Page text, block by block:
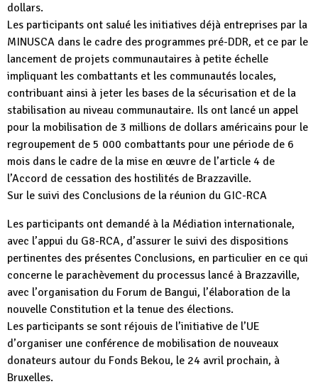
dollars.
Les participants ont salué les initiatives déjà entreprises par la
MINUSCA dans le cadre des programmes pré-DDR, et ce par le
lancement de projets communautaires à petite échelle
impliquant les combattants et les communautés locales,
contribuant ainsi à jeter les bases de la sécurisation et de la
stabilisation au niveau communautaire. Ils ont lancé un appel
pour la mobilisation de 3 millions de dollars américains pour le
regroupement de 5 000 combattants pour une période de 6
mois dans le cadre de la mise en œuvre de l’article 4 de
l’Accord de cessation des hostilités de Brazzaville.
Sur le suivi des Conclusions de la réunion du GIC-RCA
Les participants ont demandé à la Médiation internationale,
avec l’appui du G8-RCA, d’assurer le suivi des dispositions
pertinentes des présentes Conclusions, en particulier en ce qui
concerne le parachèvement du processus lancé à Brazzaville,
avec l’organisation du Forum de Bangui, l’élaboration de la
nouvelle Constitution et la tenue des élections.
Les participants se sont réjouis de l’initiative de l’UE
d’organiser une conférence de mobilisation de nouveaux
donateurs autour du Fonds Bekou, le 24 avril prochain, à
Bruxelles.